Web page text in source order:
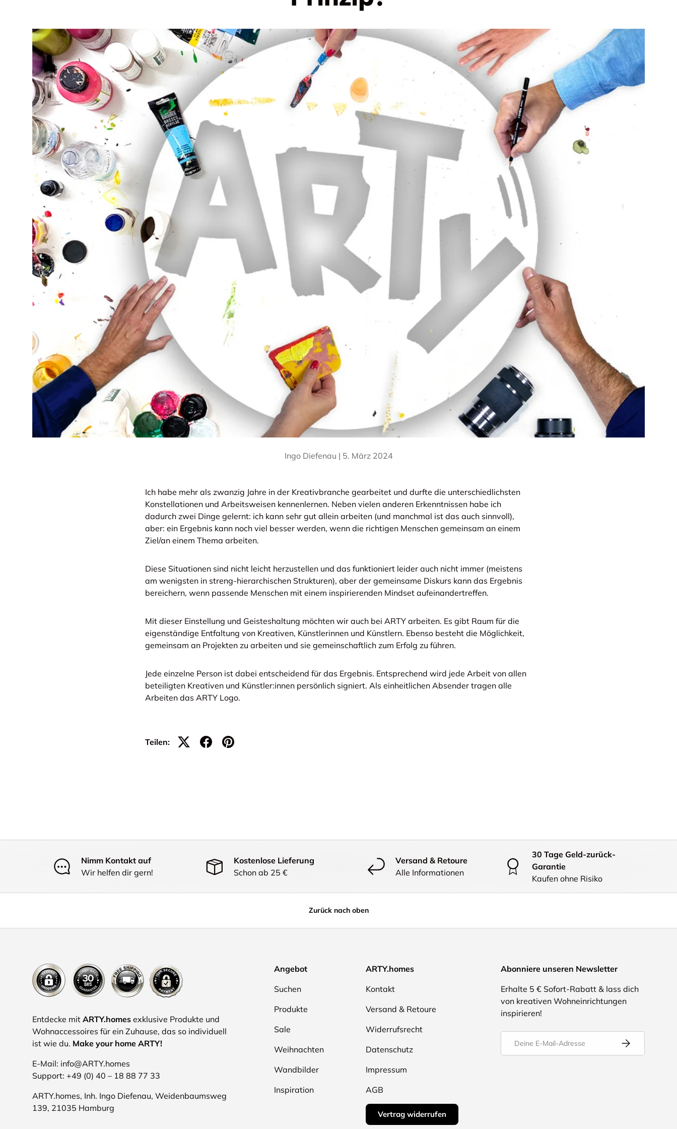
Ingo Diefenau | 5. März 2024
Ich habe mehr als zwanzig Jahre in der Kreativbranche gearbeitet und durfte die unterschiedlichsten
Konstellationen und Arbeitsweisen kennenlernen. Neben vielen anderen Erkenntnissen habe ich
dadurch zwei Dinge gelernt: ich kann sehr gut allein arbeiten (und manchmal ist das auch sinnvoll),
aber: ein Ergebnis kann noch viel besser werden, wenn die richtigen Menschen gemeinsam an einem
Ziel/an einem Thema arbeiten.
Diese Situationen sind nicht leicht herzustellen und das funktioniert leider auch nicht immer (meistens
am wenigsten in streng-hierarchischen Strukturen), aber der gemeinsame Diskurs kann das Ergebnis
bereichern, wenn passende Menschen mit einem inspirierenden Mindset aufeinandertreffen.
Mit dieser Einstellung und Geisteshaltung möchten wir auch bei ARTY arbeiten. Es gibt Raum für die
eigenständige Entfaltung von Kreativen, Künstlerinnen und Künstlern. Ebenso besteht die Möglichkeit,
gemeinsam an Projekten zu arbeiten und sie gemeinschaftlich zum Erfolg zu führen.
Jede einzelne Person ist dabei entscheidend für das Ergebnis. Entsprechend wird jede Arbeit von allen
beteiligten Kreativen und Künstler:innen persönlich signiert. Als einheitlichen Absender tragen alle
Arbeiten das ARTY Logo.
Teilen:
Nimm Kontakt auf
Wir helfen dir gern!
Kostenlose Lieferung
Schon ab 25 €
Versand & Retoure
Alle Informationen
30 Tage Geld-zurück-
Garantie
Kaufen ohne Risiko
Zurück nach oben
Entdecke mit ARTY.homes exklusive Produkte und
Wohnaccessoires für ein Zuhause, das so individuell
ist wie du. Make your home ARTY!
E-Mail: info@ARTY.homes
Support: +49 (0) 40 – 18 88 77 33
ARTY.homes, Inh. Ingo Diefenau, Weidenbaumsweg
139, 21035 Hamburg
Angebot
Suchen
Produkte
Sale
Weihnachten
Wandbilder
Inspiration
ARTY.homes
Kontakt
Versand & Retoure
Widerrufsrecht
Datenschutz
Impressum
AGB
Vertrag widerrufen
Abonniere unseren Newsletter
Erhalte 5 € Sofort-Rabatt & lass dich
von kreativen Wohneinrichtungen
inspirieren!
Abonnieren